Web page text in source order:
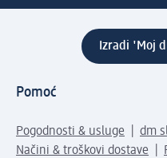
Izradi 'Moj
Pomoć
Pogodnosti & usluge
dm
Načini & troškovi dostave